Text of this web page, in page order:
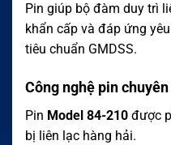
Pin giúp bộ đàm duy trì
khẩn cấp và đáp ứng
tiêu chuẩn GMDSS.
Công nghệ pin
Pin Model 84-210 được
bị liên lạc hàng hải.